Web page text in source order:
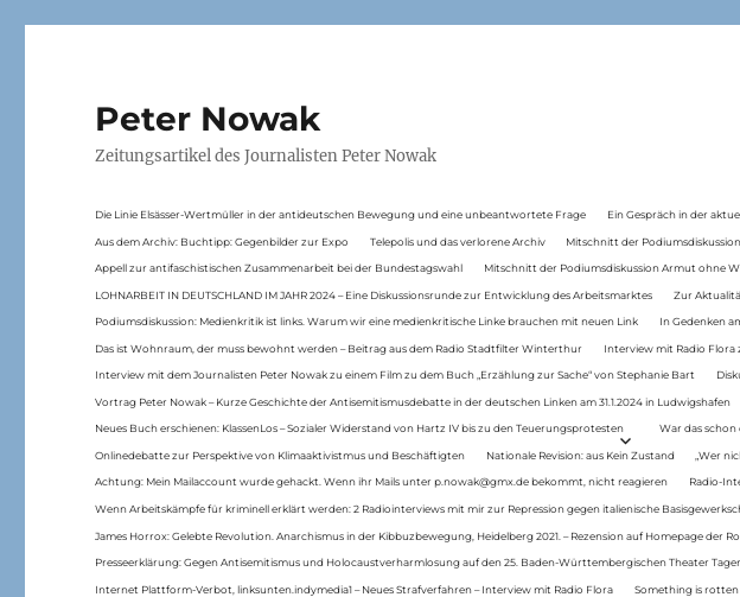
Peter Nowak
Zeitungsartikel des Journalisten Peter Nowak
Die Linie Elsässer-Wertmüller in der antideutschen Bewegung und eine unbeantwortete Frage Ein Gespräch in der
Aus dem Archiv: Buchtipp: Gegenbilder zur Expo Telepolis und das verlorene Archiv Mitschnitt der
Appell zur antifaschistischen Zusammenarbeit bei der Bundestagswahl Mitschnitt der Podiumsdiskussion Armut ohne
LOHNARBEIT IN DEUTSCHLAND IM JAHR 2024 – Eine Diskussionsrunde zur Entwicklung des Arbeitsmarktes Zur
Podiumsdiskussion: Medienkritik ist links. Warum wir eine medienkritische Linke brauchen mit neuen Link In Gedenken
Das ist Wohnraum, der muss bewohnt werden – Beitrag aus dem Radio Stadtfilter Winterthur Interview mit Radio Flora
Interview mit dem Journalisten Peter Nowak zu einem Film zu dem Buch „Erzählung zur Sache“ von Stephanie Bart
Vortrag Peter Nowak – Kurze Geschichte der Antisemitismusdebatte in der deutschen Linken am 31.1.2024 in Ludwigshafen
Neues Buch erschienen: KlassenLos – Sozialer Widerstand von Hartz IV bis zu den Teuerungsprotesten War das schon
Onlinedebatte zur Perspektive von Klimaaktivistmus und Beschäftigten Nationale Revision: aus Kein Zustand „Wer
Achtung: Mein Mailaccount wurde gehackt. Wenn ihr Mails unter p.nowak@gmx.de bekommt, nicht reagieren Radio-
Wenn Arbeitskämpfe für kriminell erklärt werden: 2 Radiointerviews mit mir zur Repression gegen italienische
James Horrox: Gelebte Revolution. Anarchismus in der Kibbuzbewegung, Heidelberg 2021. – Rezension auf Homepage der
Presseerklärung: Gegen Antisemitismus und Holocaustverharmlosung auf den 25. Baden-Württembergischen Theater
Internet Plattform-Verbot, linksunten.indymedia1 – Neues Strafverfahren – Interview mit Radio Flora Something is